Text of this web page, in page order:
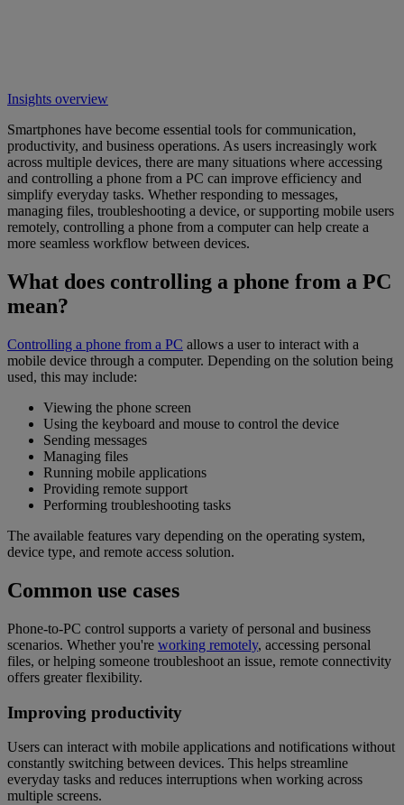
Insights overview
Smartphones have become essential tools for communication,
productivity, and business operations. As users increasingly work
across multiple devices, there are many situations where accessing
and controlling a phone from a PC can improve efficiency and
simplify everyday tasks. Whether responding to messages,
managing files, troubleshooting a device, or supporting mobile users
remotely, controlling a phone from a computer can help create a
more seamless workflow between devices.
What does controlling a phone from a PC
mean?
Controlling a phone from a PC allows a user to interact with a
mobile device through a computer. Depending on the solution being
used, this may include:
Viewing the phone screen
Using the keyboard and mouse to control the device
Sending messages
Managing files
Running mobile applications
Providing remote support
Performing troubleshooting tasks
The available features vary depending on the operating system,
device type, and remote access solution.
Common use cases
Phone-to-PC control supports a variety of personal and business
scenarios. Whether you're working remotely, accessing personal
files, or helping someone troubleshoot an issue, remote connectivity
offers greater flexibility.
Improving productivity
Users can interact with mobile applications and notifications without
constantly switching between devices. This helps streamline
everyday tasks and reduces interruptions when working across
multiple screens.